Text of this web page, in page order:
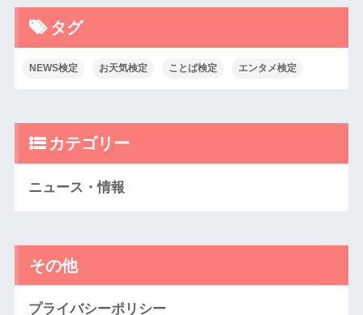
タグ
NEWS検定 お天気検定 ことば検定 エンタメ検定
カテゴリー
ニュース・情報
その他
プライバシーポリシー